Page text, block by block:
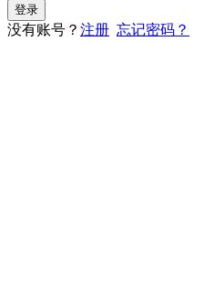
没有账号？ 注册 忘记密码？